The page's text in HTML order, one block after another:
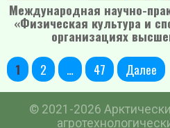
Международная научно-
«Физическая культура и
организациях
Пагинация
записей
1 2 … 47 Далее
© 2021-2026